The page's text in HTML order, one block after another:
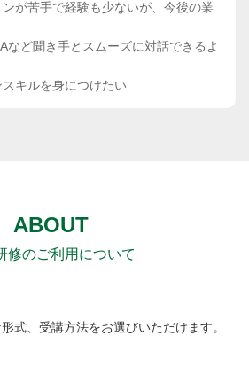
が苦手で経験も少ないが、今後の業
など聞き手とスムーズに対話できるよ
キルを身につけたい
ABOUT
修のご利用について
式、受講方法をお選びいただけます。